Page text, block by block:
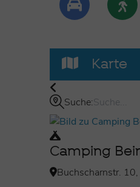
Karte
Suche:
Camping
Buchscharnstr.